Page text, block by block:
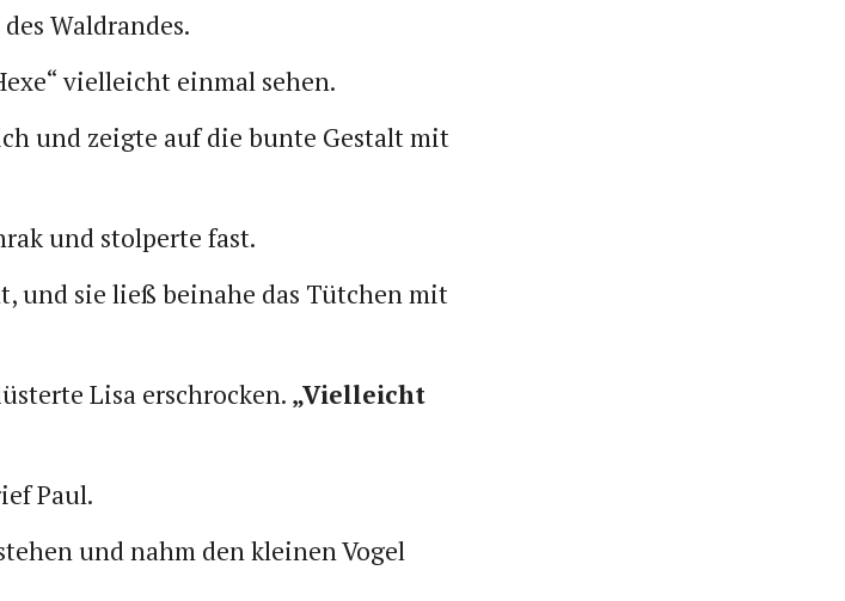
Waldrandes.
vielleicht einmal sehen.
und zeigte auf die bunte Gestalt mit
und stolperte fast.
und sie ließ beinahe das Tütchen mit
Lisa erschrocken. „Vielleicht
Paul.
und nahm den kleinen Vogel